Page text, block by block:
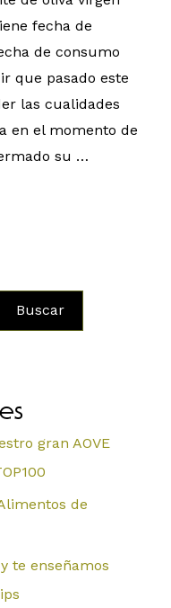
fecha de
de consumo
que pasado este
las cualidades
en el momento de
su …
Buscar
gran AOVE
de
te enseñamos